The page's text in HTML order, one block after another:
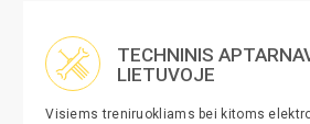
TECHNINIS
LIETUVOJE
Visiems treniruokliams bei kitoms